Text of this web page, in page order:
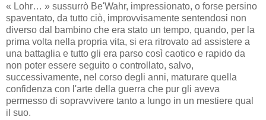
« Lohr… » sussurrò Be'Wahr, impressionato, o forse persino
spaventato, da tutto ciò, improvvisamente sentendosi non
diverso dal bambino che era stato un tempo, quando, per la
prima volta nella propria vita, si era ritrovato ad assistere a
una battaglia e tutto gli era parso così caotico e rapido da
non poter essere seguito o controllato, salvo,
successivamente, nel corso degli anni, maturare quella
confidenza con l'arte della guerra che pur gli aveva
permesso di sopravvivere tanto a lungo in un mestiere qual
il suo.